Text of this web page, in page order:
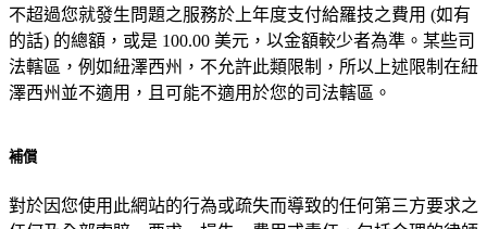
不超過您就發生問題之服務於上年度支付給羅技之費用 (如有
的話) 的總額，或是 100.00 美元，以金額較少者為準。某些司
法轄區，例如紐澤西州，不允許此類限制，所以上述限制在紐
澤西州並不適用，且可能不適用於您的司法轄區。
補償
對於因您使用此網站的行為或疏失而導致的任何第三方要求之